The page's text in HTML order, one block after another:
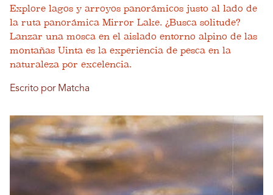
Explore lagos y arroyos panorámicos justo al lado de
la ruta panorámica Mirror Lake. ¿Busca solitude?
Lanzar una mosca en el aislado entorno alpino de las
montañas Uinta es la experiencia de pesca en la
naturaleza por excelencia.
Escrito por Matcha